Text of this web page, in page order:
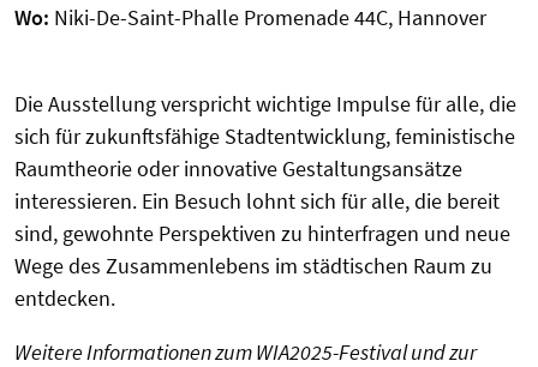
Wo: Niki-De-Saint-Phalle Promenade 44C, Hannover
Die Ausstellung verspricht wichtige Impulse für alle, die
sich für zukunftsfähige Stadtentwicklung, feministische
Raumtheorie oder innovative Gestaltungsansätze
interessieren. Ein Besuch lohnt sich für alle, die bereit
sind, gewohnte Perspektiven zu hinterfragen und neue
Wege des Zusammenlebens im städtischen Raum zu
entdecken.
Weitere Informationen zum WIA2025-Festival und zur